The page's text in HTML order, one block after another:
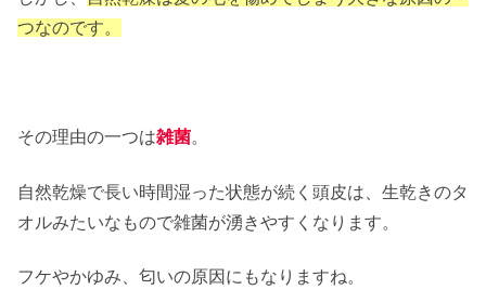
つなのです。
その理由の一つは雑菌。
自然乾燥で長い時間湿った状態が続く頭皮は、生乾きのタ
オルみたいなもので雑菌が湧きやすくなります。
フケやかゆみ、匂いの原因にもなりますね。